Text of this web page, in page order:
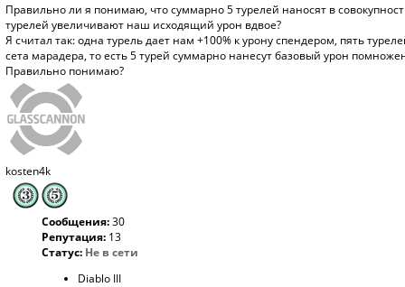
Правильно ли я понимаю, что суммарно 5 турелей наносят в
турелей увеличивают наш исходящий урон вдвое?
Я считал так: одна турель дает нам +100% к урону спендером, пять
сета марадера, то есть 5 турей суммарно нанесут базовый урон
Правильно понимаю?
kosten4k
Сообщения:30
Репутация: 13
Статус: Не в сети
Diablo III